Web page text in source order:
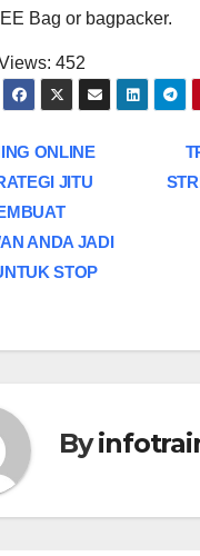
Bag or bagpacker.
452
ONLINE
JITU
ANDA JADI
STOP
By